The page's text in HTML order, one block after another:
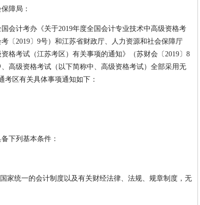
障局：
会计考办《关于2019年度全国会计专业技术中高级资格考
〔2019〕9号）和江苏省财政厅、人力资源和社会保障厅
格考试（江苏考区）有关事项的通知》（苏财会〔2019〕8
高级资格考试（以下简称中、高级资格考试）全部采用无
考区有关具体事项通知如下：
下列基本条件：
家统一的会计制度以及有关财经法律、法规、规章制度，无